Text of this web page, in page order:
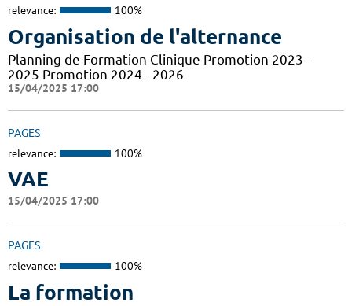
relevance: 100%
Organisation de l'alternance
Planning de Formation Clinique Promotion 2023 -
2025 Promotion 2024 - 2026
15/04/2025 17:00
PAGES
relevance: 100%
VAE
15/04/2025 17:00
PAGES
relevance: 100%
La formation